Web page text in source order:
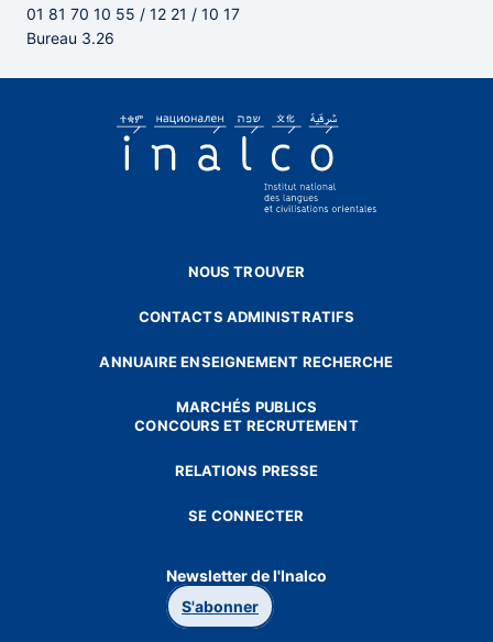
01 81 70 10 55 / 12 21 / 10 17
Bureau 3.26
NOUS TROUVER
CONTACTS ADMINISTRATIFS
ANNUAIRE ENSEIGNEMENT RECHERCHE
MARCHÉS PUBLICS
CONCOURS ET RECRUTEMENT
RELATIONS PRESSE
SE CONNECTER
Newsletter de l'Inalco
S'abonner